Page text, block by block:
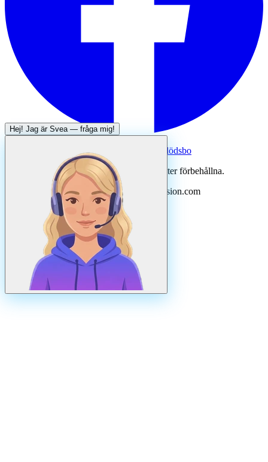
Dödsboofferter — hjälp med dödsbo
Svenska Hantverkare. Alla rättigheter förbehållna.
Uppdateradaugusti 2026· Drivs av N3ovision.com
Hej! Jag är Svea — fråga mig!